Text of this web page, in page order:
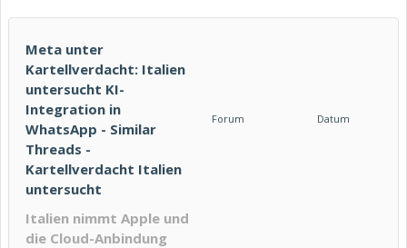
Meta unter
Kartellverdacht: Italien
untersucht KI-
Integration in
WhatsApp - Similar
Threads -
Kartellverdacht Italien
untersucht
Forum Datum
Italien nimmt Apple und
die Cloud-Anbindung